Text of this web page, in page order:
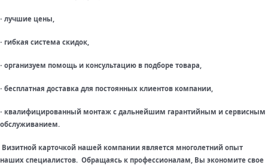
· лучшие цены,
· гибкая система скидок,
· организуем помощь и консультацию в подборе товара,
· бесплатная доставка для постоянных клиентов компании,
· квалифицированный монтаж с дальнейшим гарантийным и сервисным
обслуживанием.
Визитной карточкой нашей компании является многолетний опыт
наших специалистов. Обращаясь к профессионалам, Вы экономите свое